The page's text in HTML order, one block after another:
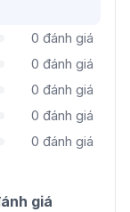
0 đánh giá
0 đánh giá
0 đánh giá
0 đánh giá
0 đánh giá
giá